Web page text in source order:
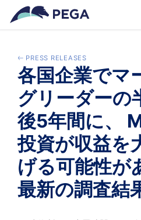
Zum Hauptinhalt wechseln
PRESS RELEASES
各国企業でマ
グリーダーの
後5年間に、
投資が収益を
げる可能性が
最新の調査結